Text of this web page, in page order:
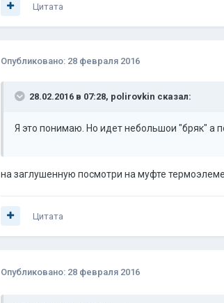
Цитата
Опубликовано: 28 февраля 2016
28.02.2016 в 07:28, polirovkin сказал:
Я это понимаю. Но идет небольшои "бряк" а
на заглушенную посмотри на муфте
Цитата
Опубликовано: 28 февраля 2016